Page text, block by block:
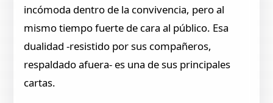
incómoda dentro de la convivencia, pero al
mismo tiempo fuerte de cara al público. Esa
dualidad -resistido por sus compañeros,
respaldado afuera- es una de sus principales
cartas.